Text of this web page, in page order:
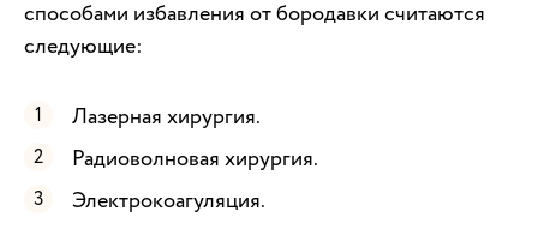
способами избавления от бородавки считаются
следующие:
Лазерная хирургия.
Радиоволновая хирургия.
Электрокоагуляция.